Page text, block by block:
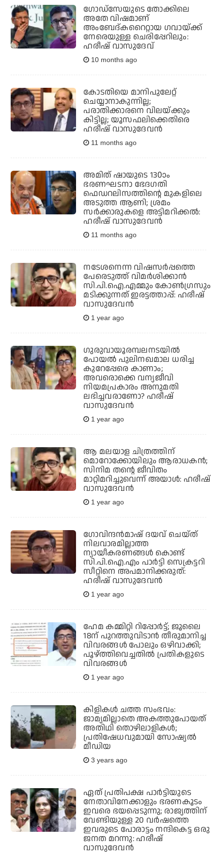
ഗോഡ്സേയുടെ തോക്കിലെ
അതേ വിഷമാണ്
അംബേദ്കറൈറ്റായ ഗവായ്ക്ക്
നേരെയുള്ള ചെരിപ്പേറിലും:
ഹരീഷ് വാസുദേവ്
10 months ago
കോടതിയെ മാനിപുലേറ്റ്
ചെയ്യാനാകുന്നില്ല;
പരാതിക്കാരനെ വിലയ്ക്കും
കിട്ടില്ല; യൂസഫലിക്കെതിരെ
ഹരീഷ് വാസുദേവന്‍
11 months ago
അമിത് ഷായുടെ 130ാം
ഭരണഘടനാ ഭേദഗതി
ഫെഡറലിസത്തിന്റെ മുകളിലെ
അടുത്ത ആണി; ശ്രമം
സര്‍ക്കാരുകളെ അട്ടിമറിക്കല്‍:
ഹരീഷ് വാസുദേവന്‍
11 months ago
നടേശനെന്ന വിഷസര്‍പ്പത്തെ
പേരെടുത്ത് വിമര്‍ശിക്കാന്‍
സി.പി.ഐ.എമ്മും കോണ്‍ഗ്രസും
മടിക്കുന്നത് ഇരട്ടത്താപ്പ്: ഹരീഷ്
വാസുദേവന്‍
1 year ago
ഗുരുവായൂരമ്പലനടയില്‍
പോയല്‍ പുലിനഖമാല ധരിച്ച
കുറേപ്പേരെ കാണാം;
അവരൊക്കെ വന്യജീവി
നിയമപ്രകാരം അനുമതി
ലഭിച്ചവരാണോ? ഹരീഷ്
വാസുദേവന്‍
1 year ago
ആ മലയാള ചിത്രത്തിന്
മൊറോക്കോയിലും ആരാധകന്‍;
സിനിമ തന്റെ ജീവിതം
മാറ്റിമറിച്ചുവെന്ന് അയാള്‍: ഹരീഷ്
വാസുദേവന്‍
1 year ago
ഗോവിന്ദൻമാഷ് ദയവ് ചെയ്ത്
നിലവാരമില്ലാത്ത
ന്യായീകരണങ്ങൾ കൊണ്ട്
സി.പി.ഐ.എം പാർട്ടി സെക്രട്ടറി
സീറ്റിനെ അപമാനിക്കരുത്:
ഹരീഷ് വാസുദേവൻ
1 year ago
ഹേമ കമ്മിറ്റി റിപ്പോര്‍ട്ട്; ജൂലൈ
18ന് പുറത്തുവിടാന്‍ തീരുമാനിച്ച
വിവരങ്ങള്‍ പോലും ഒഴിവാക്കി;
പൂഴ്ത്തിവെച്ചതില്‍ പ്രതികളുടെ
വിവരങ്ങള്‍
1 year ago
കിളികള്‍ ചത്ത സംഭവം:
ജാമ്യമില്ലാതെ അകത്തുപോയത്
അതിഥി തൊഴിലാളികള്‍;
പ്രതിഷേധവുമായി സോഷ്യല്‍
മീഡിയ
3 years ago
ഏത് പ്രതിപക്ഷ പാര്‍ട്ടിയുടെ
നേതാവിനേക്കാളും ഭരണകൂടം
ഇവരെ ഭയപ്പെടുന്നു; രാജ്യത്തിന്
വേണ്ടിയുള്ള 20 വര്‍ഷത്തെ
ഇവരുടെ പോരാട്ടം നന്ദികെട്ട ഒരു
ജനത മറന്നു: ഹരീഷ്
വാസുദേവന്‍